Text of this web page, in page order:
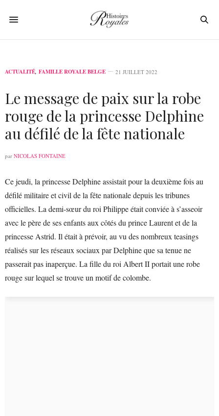
ACTUALITÉ, FAMILLE ROYALE BELGE 21 JUILLET 2022
Le message de paix sur la robe
rouge de la princesse Delphine
au défilé de la fête nationale
par NICOLAS FONTAINE
Ce jeudi, la princesse Delphine assistait pour la deuxième fois au
défilé militaire et civil de la fête nationale depuis les tribunes
officielles. La demi-sœur du roi Philippe était conviée à s’asseoir
avec le père de ses enfants aux côtés du prince Laurent et de la
princesse Astrid. Il était à prévoir, au vu des nombreux teasings
réalisés sur les réseaux sociaux par Delphine que sa tenue ne
passerait pas inaperçue. La fille du roi Albert II portait une robe
rouge sur lequel se trouve un motif de colombe.